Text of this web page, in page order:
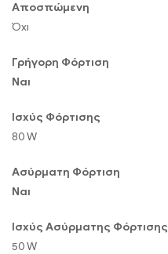
Αποσπώμενη
Όχι
Γρήγορη Φόρτιση
Ναι
Ισχύς Φόρτισης
80 W
Ασύρματη Φόρτιση
Ναι
Ισχύς Ασύρματης Φόρτισης
50 W